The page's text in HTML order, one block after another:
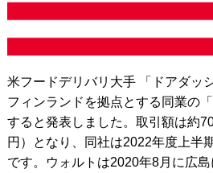
米フードデリバリ大手 「ドアダッ
フィンランドを拠点とする同業の
すると発表しました。取引額は約
円）となり、同社は2022年度上半
です。ウォルトは2020年8月に広